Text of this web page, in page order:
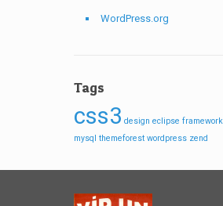
WordPress.org
Tags
css3 design eclipse framework
mysql themeforest wordpress zend